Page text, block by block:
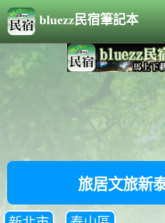
bluezz民宿筆記本
旅居文旅新